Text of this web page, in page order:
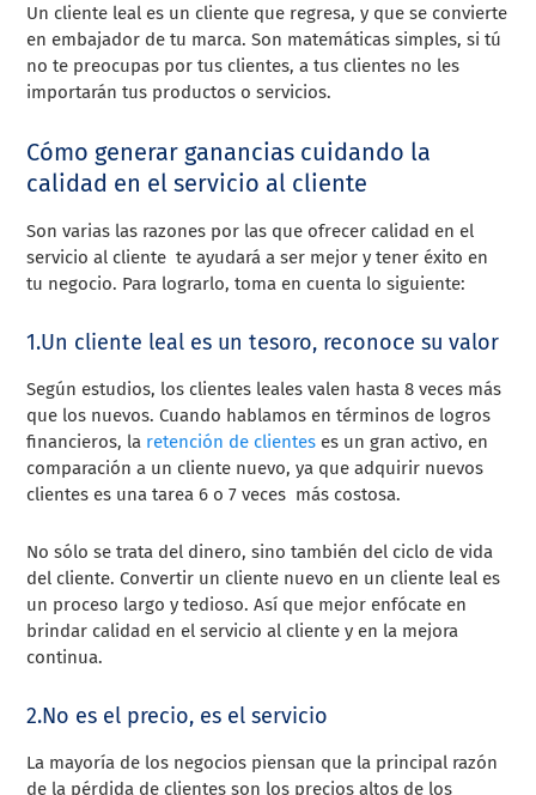
Un cliente leal es un cliente que regresa, y que se convierte
en embajador de tu marca. Son matemáticas simples, si tú
no te preocupas por tus clientes, a tus clientes no les
importarán tus productos o servicios.
Cómo generar ganancias cuidando la
calidad en el servicio al cliente
Son varias las razones por las que ofrecer calidad en el
servicio al cliente te ayudará a ser mejor y tener éxito en
tu negocio. Para lograrlo, toma en cuenta lo siguiente:
1.Un cliente leal es un tesoro, reconoce su valor
Según estudios, los clientes leales valen hasta 8 veces más
que los nuevos. Cuando hablamos en términos de logros
financieros, la retención de clientes es un gran activo, en
comparación a un cliente nuevo, ya que adquirir nuevos
clientes es una tarea 6 o 7 veces más costosa.
No sólo se trata del dinero, sino también del ciclo de vida
del cliente. Convertir un cliente nuevo en un cliente leal es
un proceso largo y tedioso. Así que mejor enfócate en
brindar calidad en el servicio al cliente y en la mejora
continua.
2.No es el precio, es el servicio
La mayoría de los negocios piensan que la principal razón
de la pérdida de clientes son los precios altos de los